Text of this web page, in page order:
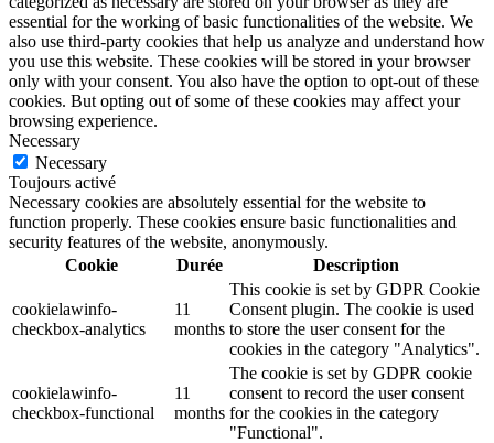
essential for the working of basic functionalities of the website. We
also use third-party cookies that help us analyze and understand how
you use this website. These cookies will be stored in your browser
only with your consent. You also have the option to opt-out of these
cookies. But opting out of some of these cookies may affect your
browsing experience.
Necessary
Necessary
Toujours activé
Necessary cookies are absolutely essential for the website to
function properly. These cookies ensure basic functionalities and
security features of the website, anonymously.
Cookie
Durée Description
cookielawinfo-
checkbox-analytics
11
months
This cookie is set by GDPR Cookie
Consent plugin. The cookie is used
to store the user consent for the
cookies in the category "Analytics".
cookielawinfo-
checkbox-functional
11
months
The cookie is set by GDPR cookie
consent to record the user consent
for the cookies in the category
"Functional".